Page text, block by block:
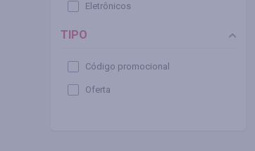
Eletrônicos
TIPO
Código promocional
Oferta